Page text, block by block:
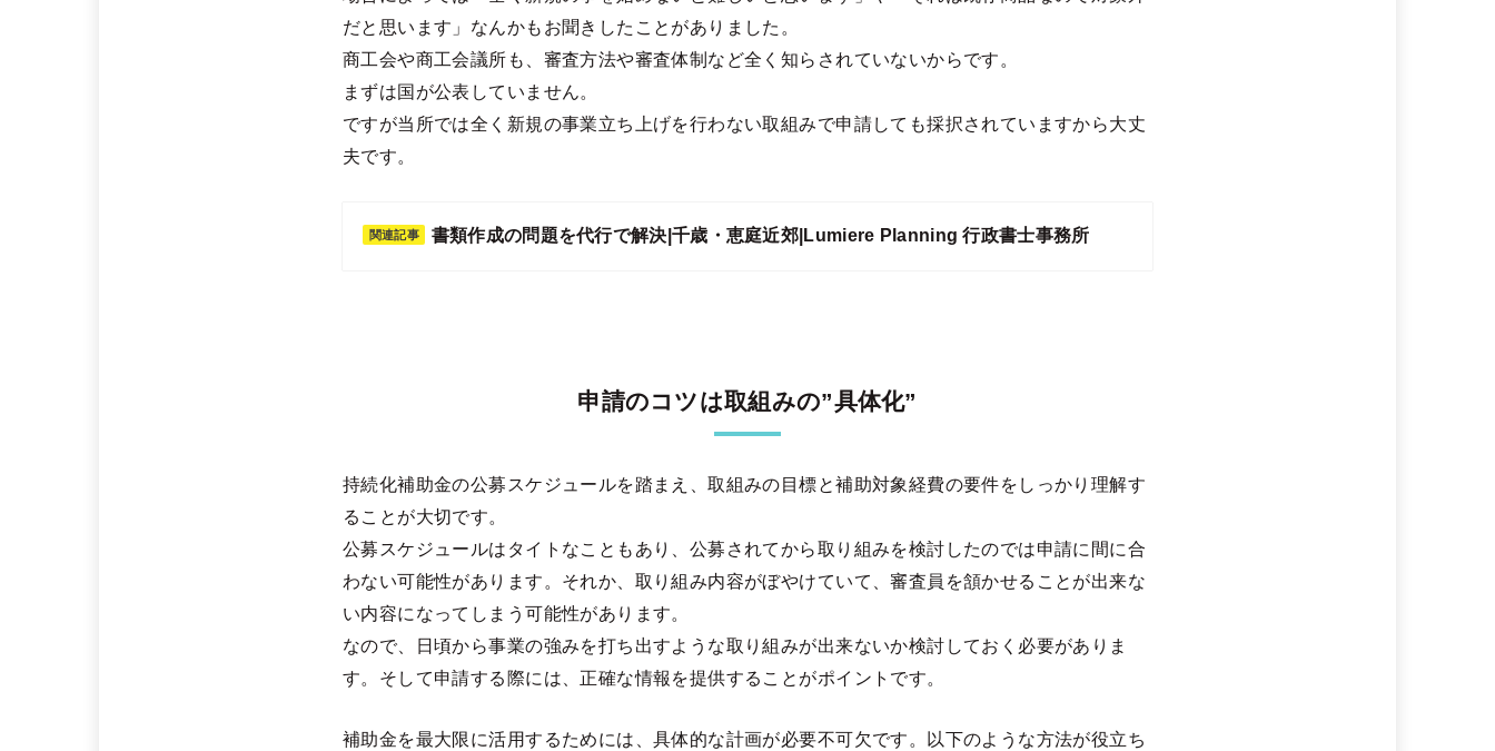
だと思います」なんかもお聞きしたことがありました。
商工会や商工会議所も、審査方法や審査体制など全く知らされていないからです。
まずは国が公表していません。
ですが当所では全く新規の事業立ち上げを行わない取組みで申請しても採択されていますから大丈
夫です。
関連記事 書類作成の問題を代行で解決|千歳・恵庭近郊|Lumiere Planning 行政書士事務所
申請のコツは取組みの”具体化”
持続化補助金の公募スケジュールを踏まえ、取組みの目標と補助対象経費の要件をしっかり理解す
ることが大切です。
公募スケジュールはタイトなこともあり、公募されてから取り組みを検討したのでは申請に間に合
わない可能性があります。それか、取り組み内容がぼやけていて、審査員を頷かせることが出来な
い内容になってしまう可能性があります。
なので、日頃から事業の強みを打ち出すような取り組みが出来ないか検討しておく必要がありま
す。そして申請する際には、正確な情報を提供することがポイントです。
補助金を最大限に活用するためには、具体的な計画が必要不可欠です。以下のような方法が役立ち